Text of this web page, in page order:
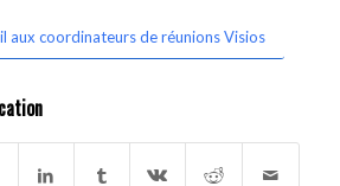
aux coordinateurs de réunions Visios